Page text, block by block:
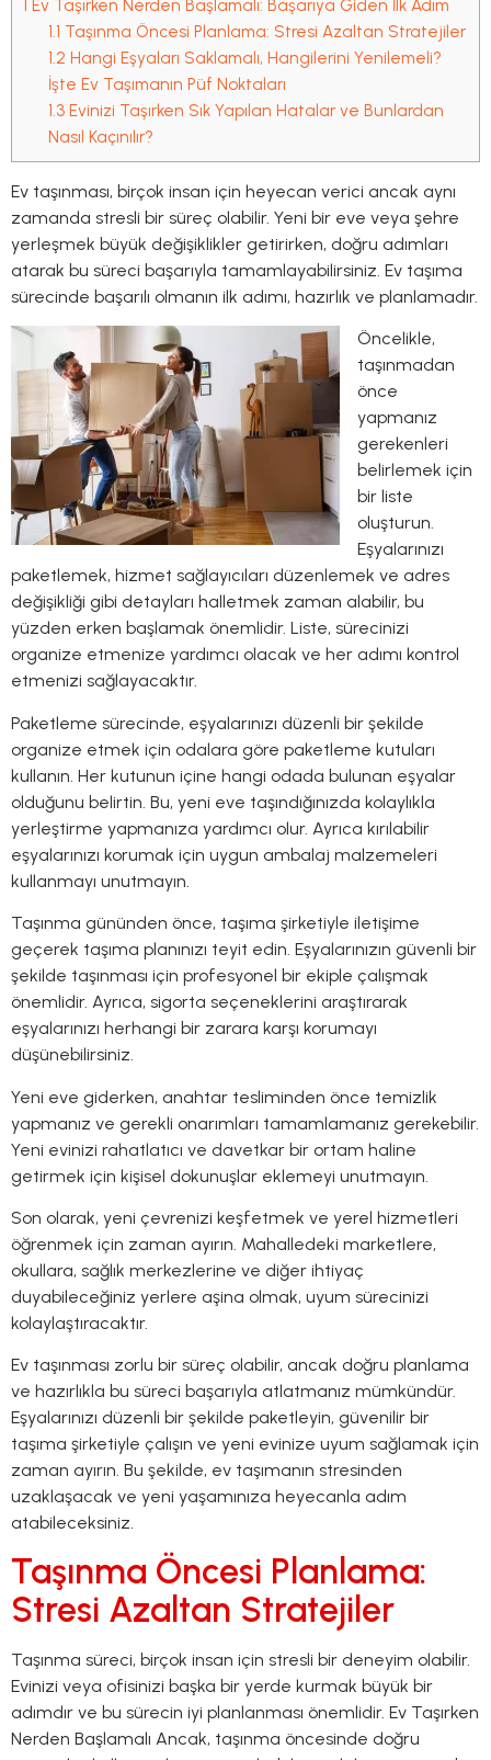
1 Ev Taşırken Nerden Başlamalı: Başarıya Giden İlk Adım
1.1 Taşınma Öncesi Planlama: Stresi Azaltan Stratejiler
1.2 Hangi Eşyaları Saklamalı, Hangilerini Yenilemeli?
İşte Ev Taşımanın Püf Noktaları
1.3Evinizi Taşırken Sık Yapılan Hatalar ve Bunlardan
Nasıl Kaçınılır?
Ev taşınması, birçok insan için heyecan verici ancak aynı
zamanda stresli bir süreç olabilir. Yeni bir eve veya şehre
yerleşmek büyük değişiklikler getirirken, doğru adımları
atarak bu süreci başarıyla tamamlayabilirsiniz. Ev taşıma
sürecinde başarılı olmanın ilk adımı, hazırlık ve planlamadır.
Öncelikle,
taşınmadan
önce
yapmanız
gerekenleri
belirlemek için
bir liste
oluşturun.
Eşyalarınızı
paketlemek, hizmet sağlayıcıları düzenlemek ve adres
değişikliği gibi detayları halletmek zaman alabilir, bu
yüzden erken başlamak önemlidir. Liste, sürecinizi
organize etmenize yardımcı olacak ve her adımı kontrol
etmenizi sağlayacaktır.
Paketleme sürecinde, eşyalarınızı düzenli bir şekilde
organize etmek için odalara göre paketleme kutuları
kullanın. Her kutunun içine hangi odada bulunan eşyalar
olduğunu belirtin. Bu, yeni eve taşındığınızda kolaylıkla
yerleştirme yapmanıza yardımcı olur. Ayrıca kırılabilir
eşyalarınızı korumak için uygun ambalaj malzemeleri
kullanmayı unutmayın.
Taşınma gününden önce, taşıma şirketiyle iletişime
geçerek taşıma planınızı teyit edin. Eşyalarınızın güvenli bir
şekilde taşınması için profesyonel bir ekiple çalışmak
önemlidir. Ayrıca, sigorta seçeneklerini araştırarak
eşyalarınızı herhangi bir zarara karşı korumayı
düşünebilirsiniz.
Yeni eve giderken, anahtar tesliminden önce temizlik
yapmanız ve gerekli onarımları tamamlamanız gerekebilir.
Yeni evinizi rahatlatıcı ve davetkar bir ortam haline
getirmek için kişisel dokunuşlar eklemeyi unutmayın.
Son olarak, yeni çevrenizi keşfetmek ve yerel hizmetleri
öğrenmek için zaman ayırın. Mahalledeki marketlere,
okullara, sağlık merkezlerine ve diğer ihtiyaç
duyabileceğiniz yerlere aşina olmak, uyum sürecinizi
kolaylaştıracaktır.
Ev taşınması zorlu bir süreç olabilir, ancak doğru planlama
ve hazırlıkla bu süreci başarıyla atlatmanız mümkündür.
Eşyalarınızı düzenli bir şekilde paketleyin, güvenilir bir
taşıma şirketiyle çalışın ve yeni evinize uyum sağlamak için
zaman ayırın. Bu şekilde, ev taşımanın stresinden
uzaklaşacak ve yeni yaşamınıza heyecanla adım
atabileceksiniz.
Taşınma Öncesi Planlama:
Stresi Azaltan Stratejiler
Taşınma süreci, birçok insan için stresli bir deneyim olabilir.
Evinizi veya ofisinizi başka bir yerde kurmak büyük bir
adımdır ve bu sürecin iyi planlanması önemlidir. Ev Taşırken
Nerden Başlamalı Ancak, taşınma öncesinde doğru